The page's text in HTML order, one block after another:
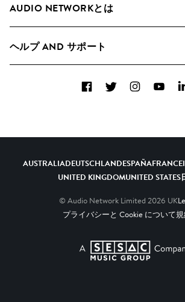
検索
アルバム
AUDIO NETWORKとは
ヘルプ AND サポート
FacebookTwitterInstagramYouTube
AUSTRALIADEUTSCHLANDESPAÑAFRANCE
UNITED KINGDOMUNITED STATES
© Audio Network Limited 2026 UK
プライバシーと Cookie について
A SESAC